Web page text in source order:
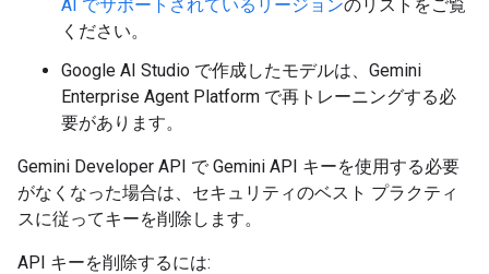
AI でサポートされているリージョンのリストをご覧
ください。
Google AI Studio で作成したモデルは、Gemini
Enterprise Agent Platform で再トレーニングする必
要があります。
Gemini Developer API で Gemini API キーを使用する必要
がなくなった場合は、セキュリティのベスト プラクティ
スに従ってキーを削除します。
API キーを削除するには: